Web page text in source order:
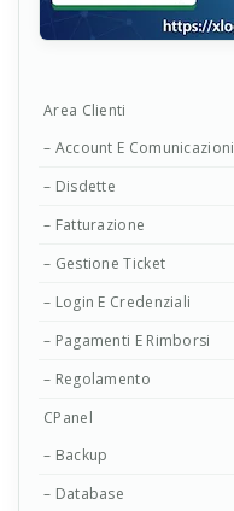
Area Clienti
– Account E Comunicazioni
– Disdette
– Fatturazione
– Gestione Ticket
– Login E Credenziali
– Pagamenti E Rimborsi
– Regolamento
CPanel
– Backup
– Database